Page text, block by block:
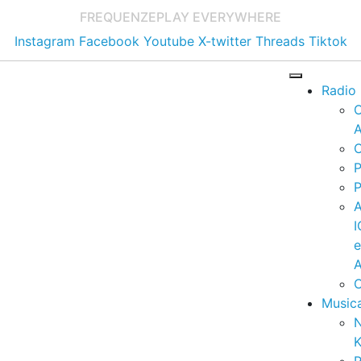
FREQUENZEPLAY EVERYWHERE
Instagram Facebook Youtube X-twitter Threads Tiktok
Radio
e